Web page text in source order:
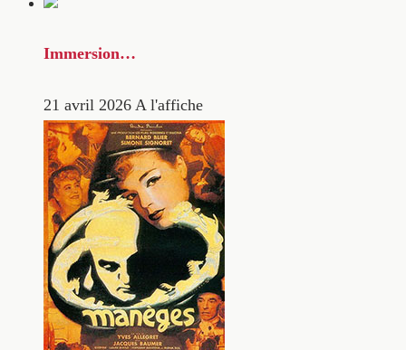
Immersion…
21 avril 2026 A l'affiche